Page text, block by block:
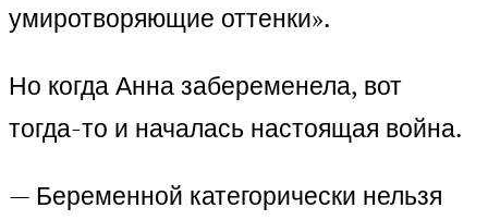
умиротворяющие оттенки».
Но когда Анна забеременела, вот
тогда-то и началась настоящая война.
— Беременной категорически нельзя